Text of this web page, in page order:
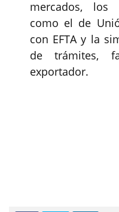
mercados, los
como el de
con EFTA y la
de trámites,
exportador.